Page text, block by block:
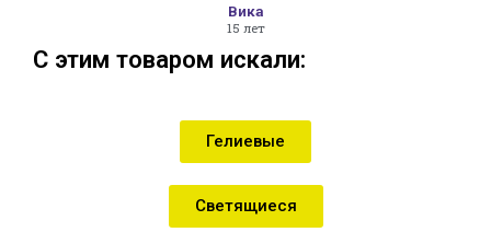
Вика
15 лет
С этим товаром искали:
Гелиевые
Светящиеся